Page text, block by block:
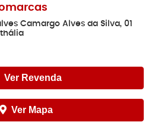
Camargo Alves da Silva, 01
Ver Revenda
Ver Mapa